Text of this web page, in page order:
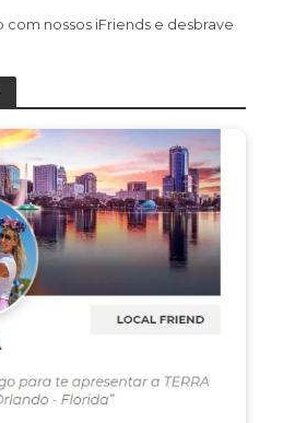
nossos iFriends e desbrave